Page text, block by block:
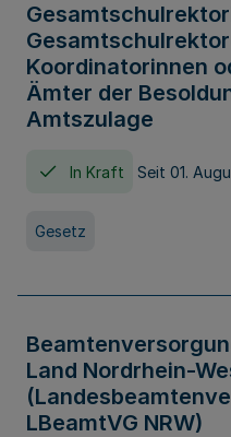
Koordinatorinnen
Ämter der
Amtszulage
In Kraft Seit 01.
Gesetz
Land Nordrhein-
LBeamtVG NRW)